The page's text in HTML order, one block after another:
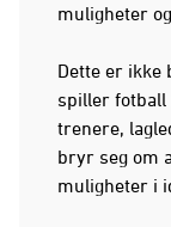
muligheter
Dette er ikke
spiller fotball
trenere,
bryr seg om
muligheter i